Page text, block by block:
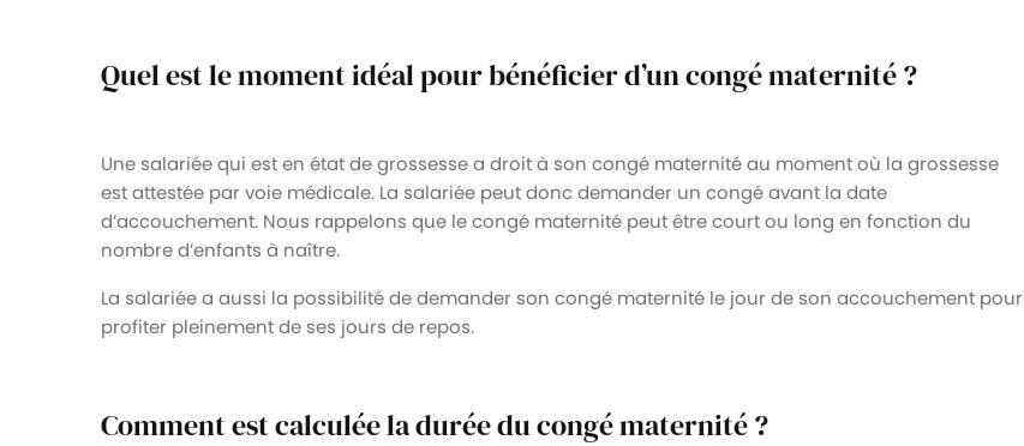
Quel est le moment idéal pour bénéficier d’un congé maternité ?
Une salariée qui est en état de grossesse a droit à son congé maternité au moment où la grossesse
est attestée par voie médicale. La salariée peut donc demander un congé avant la date
d’accouchement. Nous rappelons que le congé maternité peut être court ou long en fonction du
nombre d’enfants à naître.
La salariée a aussi la possibilité de demander son congé maternité le jour de son accouchement pour
profiter pleinement de ses jours de repos.
Comment est calculée la durée du congé maternité ?